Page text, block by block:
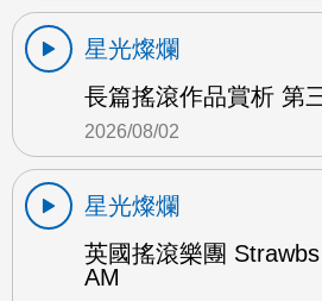
星光燦爛
長篇搖滾作品賞析 第
2026/08/02
星光燦爛
英國搖滾樂團
AM